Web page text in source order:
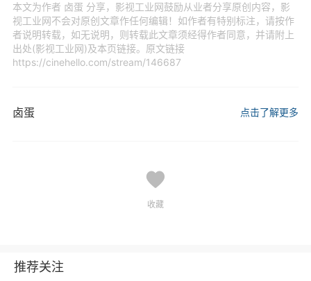
本文为作者 卤蛋 分享，影视工业网鼓励从业者分享原创内容，影
视工业网不会对原创文章作任何编辑！如作者有特别标注，请按作
者说明转载，如无说明，则转载此文章须经得作者同意，并请附上
出处(影视工业网)及本页链接。原文链接
https://cinehello.com/stream/146687
卤蛋 点击了解更多
收藏
推荐关注